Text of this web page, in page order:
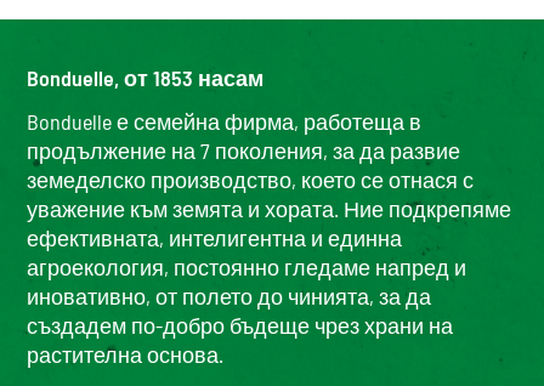
Bonduelle, от 1853 насам
Bonduelle е семейна фирма, работеща в
продължение на 7 поколения, за да развие
земеделско производство, което се отнася с
уважение към земята и хората. Ние подкрепяме
ефективната, интелигентна и единна
агроекология, постоянно гледаме напред и
иновативно, от полето до чинията, за да
създадем по-добро бъдеще чрез храни на
растителна основа.